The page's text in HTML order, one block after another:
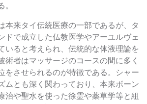
本来タイ伝統医療の一部であるが、タ
ドで成立した仏教医学やアーユルヴェ
いると考えられ、伝統的な体液理論を
術者はマッサージのコースの間に多く
をさせられるのが特徴である。シャー
ムとも深く関わっており、本来ボーン
治や聖水を使った徐霊や薬草学等と組